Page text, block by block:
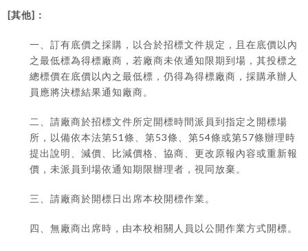
[其他] ：
一、訂有底價之採購，以合於招標文件規定，且在底價以內
之最低標為得標廠商，若廠商未依通知限期到場，其投標之
總標價在底價以內之最低標，仍得為得標廠商，採購承辦人
員應將決標結果通知廠商。
二、請廠商於招標文件所定開標時間派員到指定之開標場
所，以備依本法第51條、第53條、第54條或第57條辦理時
提出說明、減價、比減價格、協商、更改原報內容或重新報
價，未派員到場依通知期限辦理者，視同放棄。
三、請廠商於開標日出席本校開標作業。
四、無廠商出席時，由本校相關人員以公開作業方式開標。